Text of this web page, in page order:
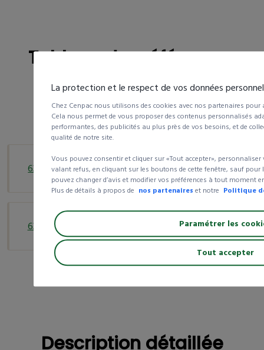
Tableau des références
Ce produit existe en2références
632896
Profilé forme en L recyclé -
Epaisseur 6 mm
À partir de332,66 €HT le colis
632897
Profilé forme en L recyclé -
À partir de289,07 €HT le colis
Description détaillée
La protection et le respect de vos données
Chez Cenpac nous utilisons des cookies avec nos partenaires
Cela nous permet de vous proposer des contenus personnalisés
performantes, des publicités au plus près de vos besoins, et de
qualité de notre site.
Vous pouvez consentir et cliquer sur «Tout accepter»,
valant refus, en cliquant sur les boutons de cette fenêtre, sauf pour
pouvez changer d’avis et modifier vos préférences à tout moment
Plus de détails à propos de nos partenaires et notre Politique
Paramétrer les
Tout accepter